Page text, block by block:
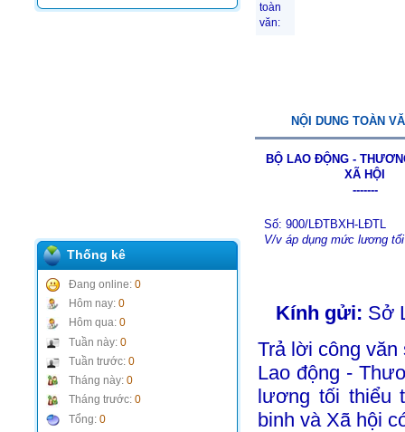
Thống kê
Đang online: 0
Hôm nay: 0
Hôm qua: 0
Tuần này: 0
Tuần trước: 0
Tháng này: 0
Tháng trước: 0
Tổng: 0
toàn
văn:
NỘI DUNG TOÀN
BỘ LAO ĐỘNG -
XÃ HỘI
-------
Số: 900/LĐTBXH-LĐTL
V/v áp dụng mức lương
Kính gửi: Sở
Trả lời công
Lao động -
lương tối thiểu
binh và Xã hội